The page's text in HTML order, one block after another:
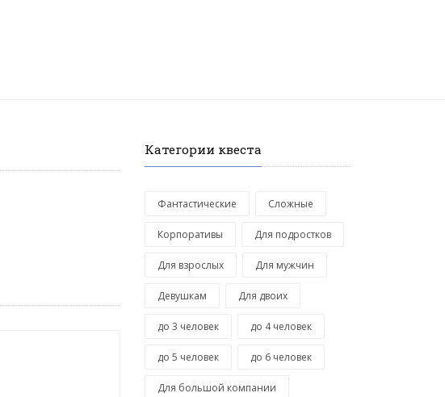
Категории квеста
Фантастические Сложные
Корпоративы Для подростков
Для взрослых Для мужчин
Девушкам Для двоих
до 3 человек до 4 человек
до 5 человек до 6 человек
Для большой компании